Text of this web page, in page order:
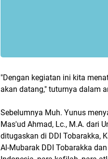
"Dengan kegiatan ini kita
akan datang," tuturnya dalam
Sebelumnya Muh. Yunus
Mas'ud Ahmad, Lc., M.A. dari
ditugaskan di DDI Tobarakka,
Al-Mubarak DDI Tobarakka